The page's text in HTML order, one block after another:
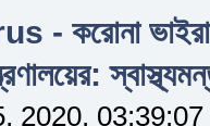
- করোনা
2020,